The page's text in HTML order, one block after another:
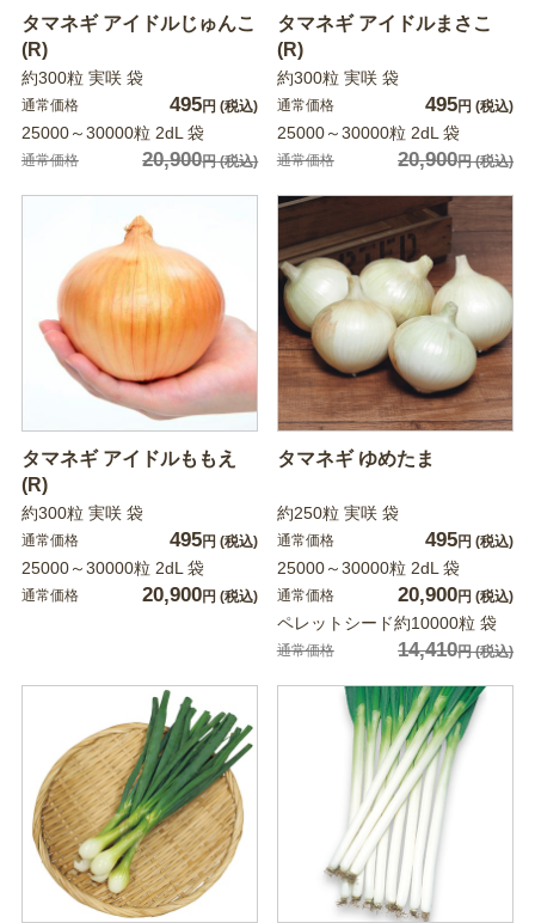
タマネギ アイドルじゅんこ
(R)
約300粒 実咲 袋
通常価格 495円 (税込)
25000～30000粒 2dL 袋
通常価格 20,900円(税込)
タマネギ アイドルまさこ
(R)
約300粒 実咲 袋
通常価格 495円 (税込)
25000～30000粒 2dL 袋
通常価格 20,900円(税込)
タマネギ アイドルももえ
(R)
約300粒 実咲 袋
通常価格 495円 (税込)
25000～30000粒 2dL 袋
通常価格 20,900円 (税込)
タマネギ ゆめたま
約250粒 実咲 袋
通常価格 495円 (税込)
25000～30000粒 2dL 袋
通常価格 20,900円 (税込)
ペレットシード約10000粒 袋
通常価格 14,410円(税込)